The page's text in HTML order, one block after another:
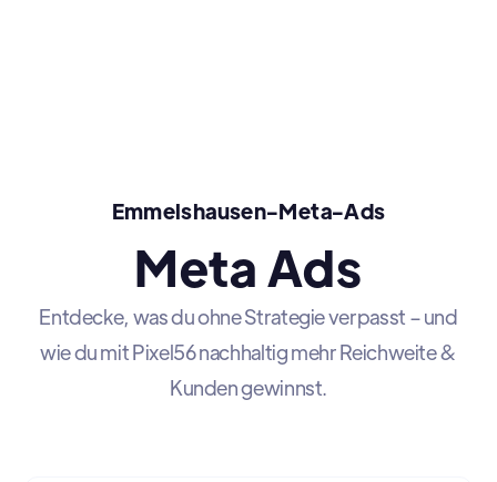
Emmelshausen-Meta-Ads
Meta Ads
Entdecke, was du ohne Strategie verpasst – und
wie du mit Pixel56 nachhaltig mehr Reichweite &
Kunden gewinnst.